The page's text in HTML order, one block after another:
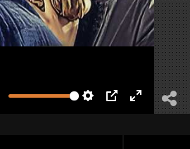
Enter
fullscreen